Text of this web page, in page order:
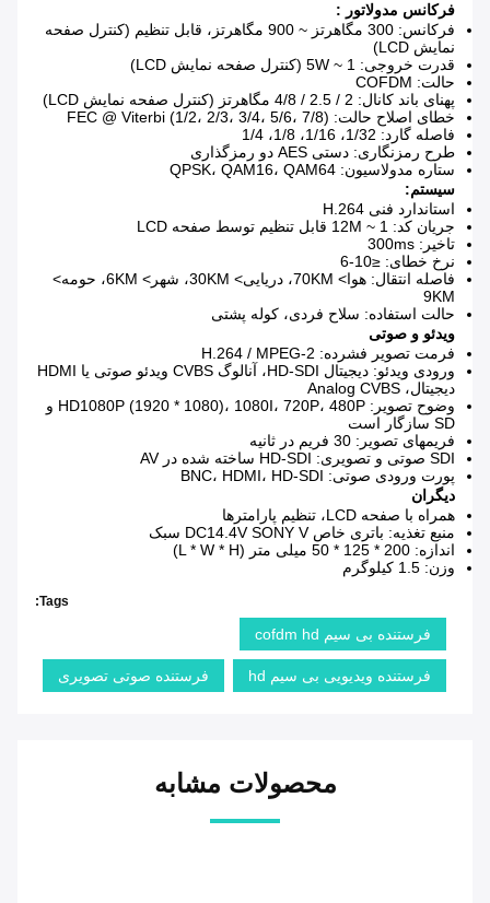
فرکانس مدولاتور :
فرکانس: 300 مگاهرتز ~ 900 مگاهرتز، قابل تنظیم (کنترل صفحه
نمایش LCD)
قدرت خروجی: 1 ~ 5W (کنترل صفحه نمایش LCD)
حالت: COFDM
پهنای باند کانال: 2 / 2.5 / 4/8 مگاهرتز (کنترل صفحه نمایش LCD)
خطای اصلاح حالت: FEC @ Viterbi (1/2، 2/3، 3/4، 5/6، 7/8)
فاصله گارد: 1/32، 1/16، 1/8، 1/4
طرح رمزنگاری: دستی AES دو رمزگذاری
ستاره مدولاسیون: QPSK، QAM16، QAM64
سیستم:
استاندارد فنی H.264
جریان کد: 1 ~ 12M قابل تنظیم توسط صفحه LCD
تاخیر: 300ms
نرخ خطای: ≤10-6
فاصله انتقال: هوا> 70KM، دریایی> 30KM، شهر> 6KM، حومه>
9KM
حالت استفاده: سلاح فردی، کوله پشتی
ویدئو و صوتی
فرمت تصویر فشرده: H.264 / MPEG-2
ورودی ویدئو: دیجیتال HD-SDI، آنالوگ CVBS ویدئو صوتی یا HDMI
دیجیتال، Analog CVBS
وضوح تصویر: HD1080P (1920 * 1080)، 1080I، 720P، 480P و
SD سازگار است
فریمهای تصویر: 30 فریم در ثانیه
SDI صوتی و تصویری: HD-SDI ساخته شده در AV
پورت ورودی صوتی: BNC، HDMI، HD-SDI
دیگران
همراه با صفحه LCD، تنظیم پارامترها
منبع تغذیه: باتری خاص DC14.4V SONY V سبک
اندازه: 200 * 125 * 50 میلی متر (L * W * H)
وزن: 1.5 کیلوگرم
Tags:
فرستنده بی سیم cofdm hd
فرستنده ویدیویی بی سیم hd فرستنده صوتی تصویری
محصولات مشابه